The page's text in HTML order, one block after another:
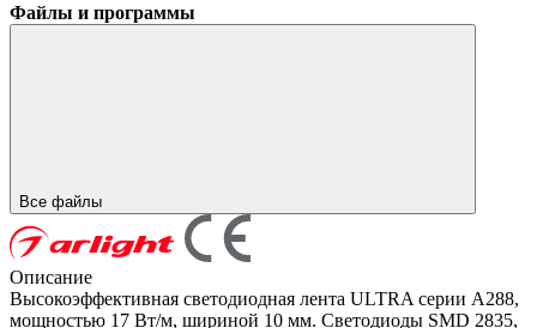
Файлы и программы
Все файлы
Описание
Высокоэффективная светодиодная лента ULTRA серии A288,
мощностью 17 Вт/м, шириной 10 мм. Светодиоды SMD 2835,